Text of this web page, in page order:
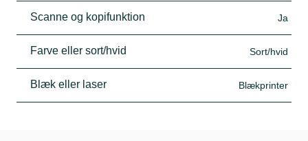
Scanne og kopifunktion Ja
Farve eller sort/hvid Sort/hvid
Blæk eller laser Blækprinter